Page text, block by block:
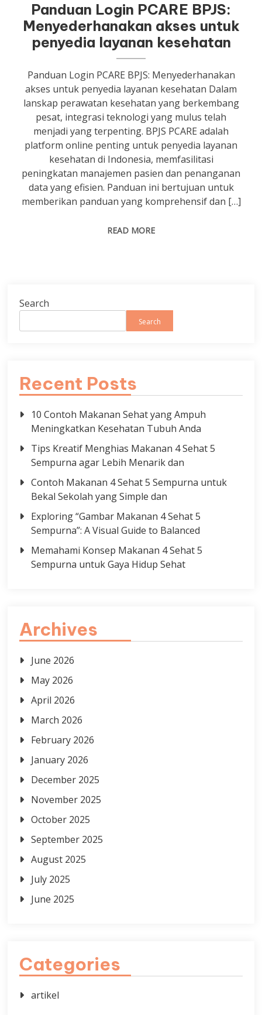
Panduan Login PCARE BPJS:
Menyederhanakan akses untuk
penyedia layanan kesehatan
Panduan Login PCARE BPJS: Menyederhanakan
akses untuk penyedia layanan kesehatan Dalam
lanskap perawatan kesehatan yang berkembang
pesat, integrasi teknologi yang mulus telah
menjadi yang terpenting. BPJS PCARE adalah
platform online penting untuk penyedia layanan
kesehatan di Indonesia, memfasilitasi
peningkatan manajemen pasien dan penanganan
data yang efisien. Panduan ini bertujuan untuk
memberikan panduan yang komprehensif dan […]
READ MORE
Search
Search
Recent Posts
10 Contoh Makanan Sehat yang Ampuh
Meningkatkan Kesehatan Tubuh Anda
Tips Kreatif Menghias Makanan 4 Sehat 5
Sempurna agar Lebih Menarik dan
Contoh Makanan 4 Sehat 5 Sempurna untuk
Bekal Sekolah yang Simple dan
Exploring “Gambar Makanan 4 Sehat 5
Sempurna”: A Visual Guide to Balanced
Memahami Konsep Makanan 4 Sehat 5
Sempurna untuk Gaya Hidup Sehat
Archives
June 2026
May 2026
April 2026
March 2026
February 2026
January 2026
December 2025
November 2025
October 2025
September 2025
August 2025
July 2025
June 2025
Categories
artikel